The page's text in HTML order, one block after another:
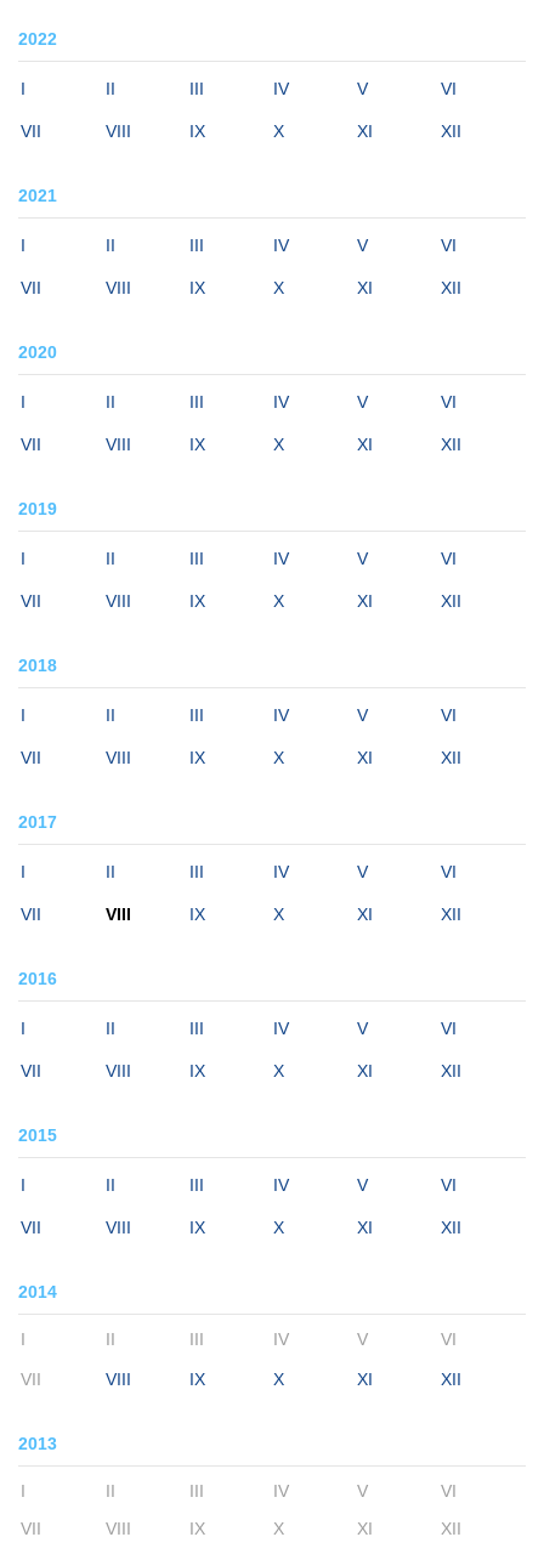
2022
I II III IV V VI
VII VIII IX X XI XII
2021
I II III IV V VI
VII VIII IX X XI XII
2020
I II III IV V VI
VII VIII IX X XI XII
2019
I II III IV V VI
VII VIII IX X XI XII
2018
I II III IV V VI
VII VIII IX X XI XII
2017
I II III IV V VI
VII VIII IX X XI XII
2016
I II III IV V VI
VII VIII IX X XI XII
2015
I II III IV V VI
VII VIII IX X XI XII
2014
I II III IV V VI
VII VIII IX X XI XII
2013
I II III IV V
VI
VII
VIII IX X XI XII